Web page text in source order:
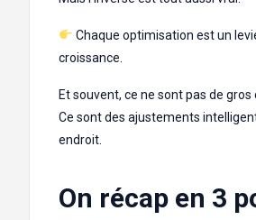
Chaque optimisation est un
croissance.
Et souvent, ce ne sont pas de gros
Ce sont des ajustements
endroit.
On récap en 3